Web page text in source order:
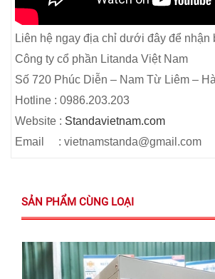
Liên hệ ngay địa chỉ dưới đây để nhận
Công ty cổ phần Litanda Việt Nam
Số 720 Phúc Diễn – Nam Từ Liêm –
Hotline : 0986.203.203
Website : Standavietnam.com
Email : vietnamstanda@gmail.com
SẢN PHẨM CÙNG LOẠI